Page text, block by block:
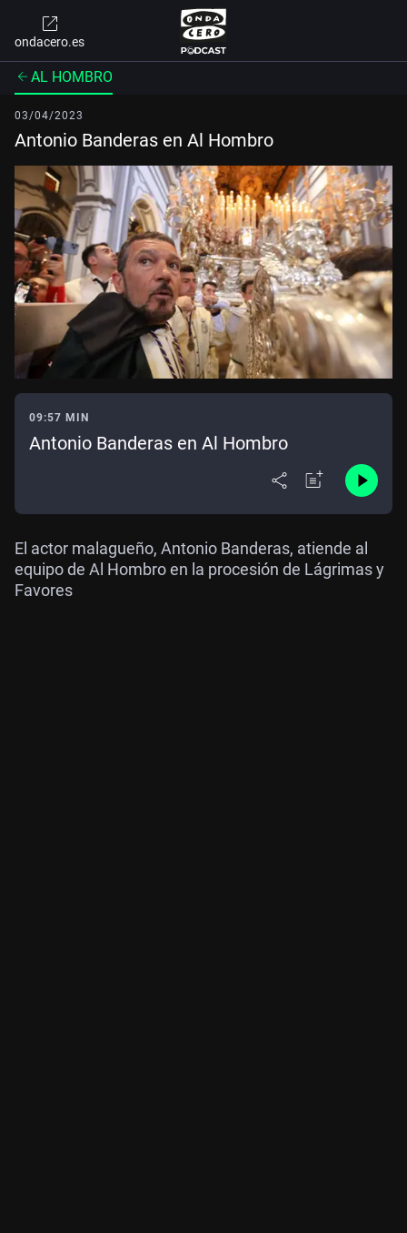
ondacero.es
AL HOMBRO
03/04/2023
Antonio Banderas en Al Hombro
09:57 MIN
Antonio Banderas en Al Hombro
El actor malagueño, Antonio Banderas, atiende al
equipo de Al Hombro en la procesión de Lágrimas y
Favores